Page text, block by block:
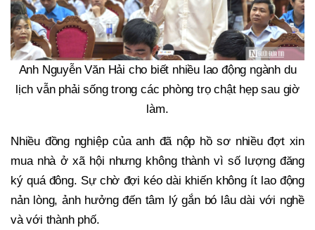
Anh Nguyễn Văn Hải cho biết nhiều lao động ngành du
lịch vẫn phải sống trong các phòng trọ chật hẹp sau giờ
làm.
Nhiều đồng nghiệp của anh đã nộp hồ sơ nhiều đợt xin
mua nhà ở xã hội nhưng không thành vì số lượng đăng
ký quá đông. Sự chờ đợi kéo dài khiến không ít lao động
nản lòng, ảnh hưởng đến tâm lý gắn bó lâu dài với nghề
và với thành phố.